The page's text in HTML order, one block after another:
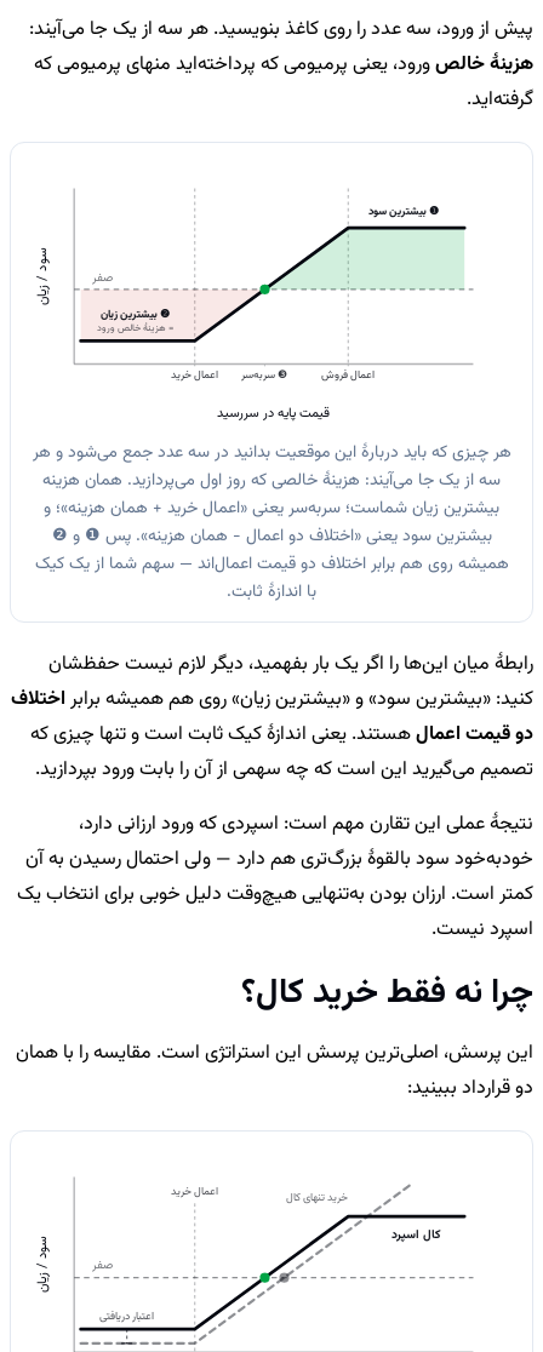
پیش از ورود، سه عدد را روی کاغذ بنویسید. هر سه از یک جا می‌آیند:
هزینهٔ خالصورود، یعنی پرمیومی که پرداخته‌اید منهای پرمیومی که
گرفته‌اید.
قیمت پایه در سررسید
سود / زیان صفر
❶ بیشترین سود
❷ بیشترین زیان
= هزینهٔ خالص ورود
اعمال خرید ❸ سربه‌سر اعمال فروش
هر چیزی که باید دربارهٔ این موقعیت بدانید در سه عدد جمع می‌شود و هر
سه از یک جا می‌آیند: هزینهٔ خالصی که روز اول می‌پردازید. همان هزینه
بیشترین زیان شماست؛ سربه‌سر یعنی «اعمال خرید + همان هزینه»؛ و
بیشترین سود یعنی «اختلاف دو اعمال − همان هزینه». پس ❶ و ❷
همیشه روی هم برابر اختلاف دو قیمت اعمال‌اند — سهم شما از یک کیک
با اندازهٔ ثابت.
رابطهٔ میان این‌ها را اگر یک بار بفهمید، دیگر لازم نیست حفظشان
کنید: «بیشترین سود» و «بیشترین زیان» روی هم همیشه برابر اختلاف
دو قیمت اعمالهستند. یعنی اندازهٔ کیک ثابت است و تنها چیزی که
تصمیم می‌گیرید این است که چه سهمی از آن را بابت ورود بپردازید.
نتیجهٔ عملی این تقارن مهم است: اسپردی که ورود ارزانی دارد،
خودبه‌خود سود بالقوهٔ بزرگ‌تری هم دارد — ولی احتمال رسیدن به آن
کمتر است. ارزان بودن به‌تنهایی هیچ‌وقت دلیل خوبی برای انتخاب یک
اسپرد نیست.
چرا نه فقط خرید کال؟
این پرسش، اصلی‌ترین پرسش این استراتژی است. مقایسه را با همان
دو قرارداد ببینید:
سود / زیان صفر
خرید تنهای کال
کال اسپرد
اعمال خرید
اعتبار دریافتی